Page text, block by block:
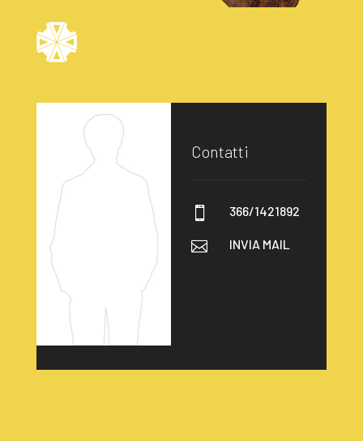
Contatti
 366/1421892
 INVIA MAIL